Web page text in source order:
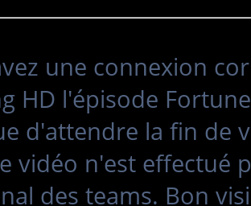
une connexion
HD l'épisode
d'attendre la fin de
vidéo n'est effectué
des teams. Bon